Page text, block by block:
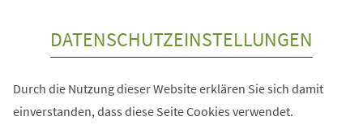
DATENSCHUTZEINSTELLUNGEN
Durch die Nutzung dieser Website erklären Sie sich damit
einverstanden, dass diese Seite Cookies verwendet.